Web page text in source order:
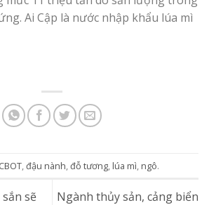
Ai Cập là nước nhập khẩu lúa mì
CBOT,đậu nành,đỗ tương, lúa mì, ngô.
sẽ
Ngành thủy sản, cảng biển